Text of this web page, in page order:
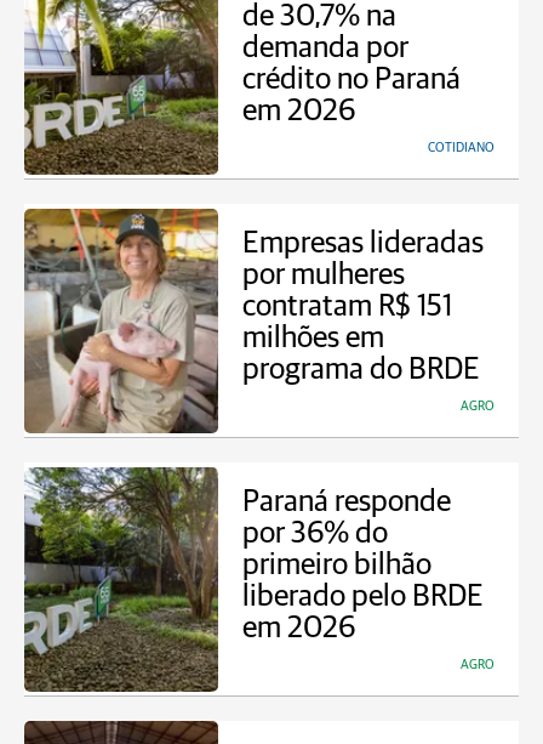
de 30,7% na
demanda por
crédito no Paraná
em 2026
COTIDIANO
Empresas lideradas
por mulheres
contratam R$ 151
milhões em
programa do BRDE
AGRO
Paraná responde
por 36% do
primeiro bilhão
liberado pelo BRDE
em 2026
AGRO